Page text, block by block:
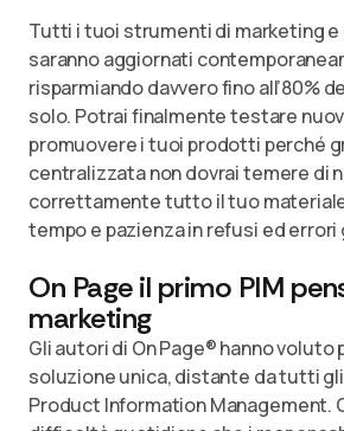
Tutti i tuoi strumenti di marketing e
saranno aggiornati
risparmiando davvero fino all’80%
solo. Potrai finalmente testare
promuovere i tuoi prodotti perché
centralizzata non dovrai temere di
correttamente tutto il tuo
tempo e pazienza in refusi ed errori
On Page il primo PIM
marketing
Gli autori di On Page® hanno
soluzione unica, distante da tutti
Product Information Management.